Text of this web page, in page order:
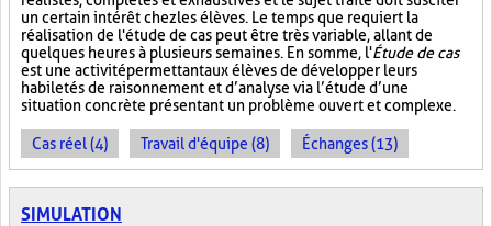
un certain intérêt chez les élèves. Le temps que requiert la
réalisation de l'étude de cas peut être très variable, allant de
quelques heures à plusieurs semaines. En somme, l'Étude de cas
est une activité permettant aux élèves de développer leurs
habiletés de raisonnement et d’analyse via l’étude d’une
situation concrète présentant un problème ouvert et complexe.
Cas réel (4) Travail d'équipe (8) Échanges (13)
SIMULATION